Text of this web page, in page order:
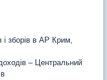
і зборів в АР Крим,
– Центральний